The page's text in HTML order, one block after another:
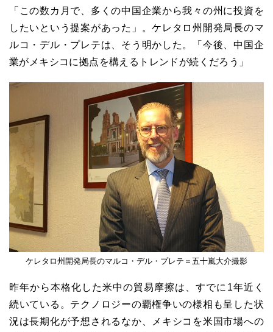
「この数カ月で、多くの中国企業から我々の州に投資を
したいという提案があった」。ケレタロ州開発局長のマ
ルコ・デル・プレテは、そう明かした。「今後、中国企
業がメキシコに拠点を構えるトレンドが続くだろう」
ケレタロ州開発局長のマルコ・デル・プレテ＝五十嵐大介撮影
昨年から本格化した米中の貿易摩擦は、すでに1年近く
続いている。テクノロジーの覇権争いの様相も呈した状
況は長期化が予想されるなか、メキシコを米国市場への